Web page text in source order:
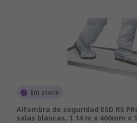
Em stock
Alfombra de seguridad ESD RS
salas blancas, 1.14 m x 460mm x